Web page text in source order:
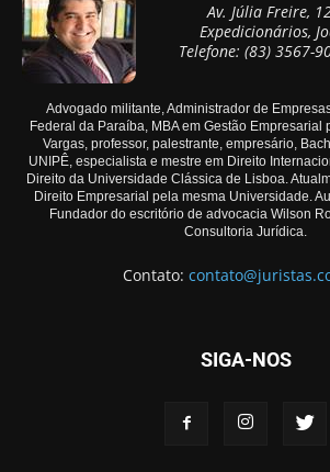
Av. Júlia Freire,
Expedicionários,
Telefone: (83) 3567-
Advogado militante, Administrador de
Federal da Paraíba, MBA em Gestão Empresarial
Vargas, professor, palestrante, empresário,
UNIPÊ, especialista e mestre em Direito
Direito da Universidade Clássica de Lisboa.
Direito Empresarial pela mesma Universidade.
Fundador do escritório de advocacia Wilson
Consultoria Jurídica.
Contato:
SIGA-NOS